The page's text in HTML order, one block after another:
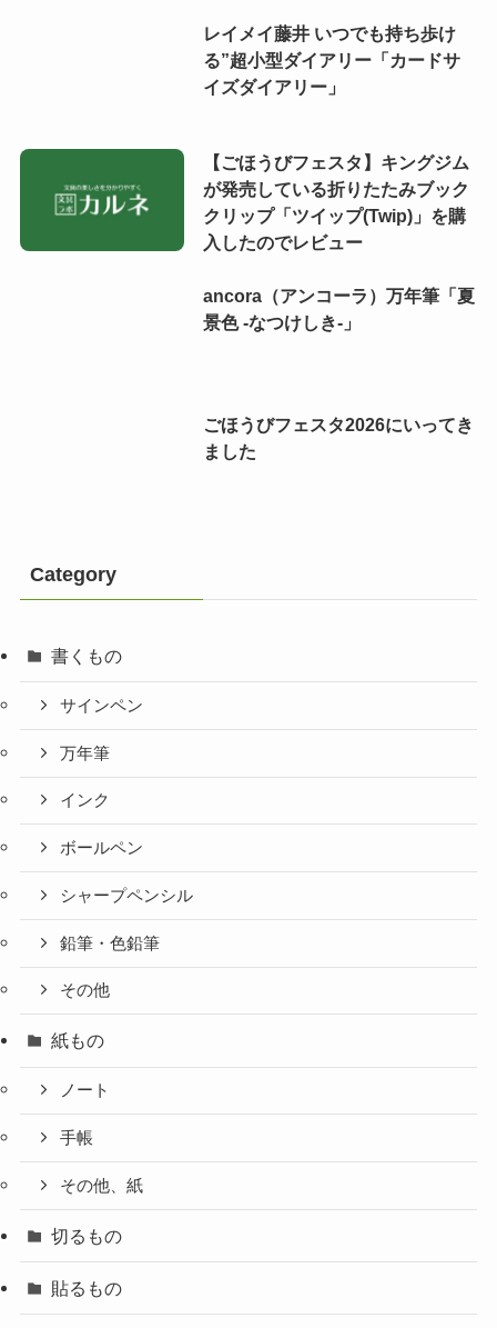
レイメイ藤井 いつでも持ち歩け
る”超小型ダイアリー「カードサ
イズダイアリー」
【ごほうびフェスタ】キングジム
が発売している折りたたみブック
クリップ「ツイップ(Twip)」を購
入したのでレビュー
ancora（アンコーラ）万年筆「夏
景色 -なつけしき-」
ごほうびフェスタ2026にいってき
ました
Category
書くもの
サインペン
万年筆
インク
ボールペン
シャープペンシル
鉛筆・色鉛筆
その他
紙もの
ノート
手帳
その他、紙
切るもの
貼るもの